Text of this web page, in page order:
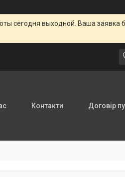
сегодня выходной. Ваша
Контакти Договір